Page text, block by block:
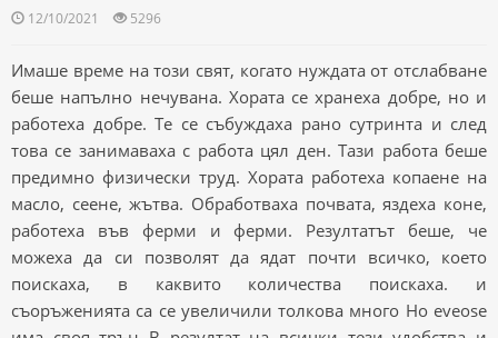
12/10/2021 5296
Имаше време на този свят, когато нуждата от отслабване
беше напълно нечувана. Хората се хранеха добре, но и
работеха добре. Те се събуждаха рано сутринта и след
това се занимаваха с работа цял ден. Тази работа беше
предимно физически труд. Хората работеха копаене на
масло, сеене, жътва. Обработваха почвата, яздеха коне,
работеха във ферми и ферми. Резултатът беше, че
можеха да си позволят да ядат почти всичко, което
поискаха, в каквито количества поискаха. и
съоръженията са се увеличили толкова много Но eveose